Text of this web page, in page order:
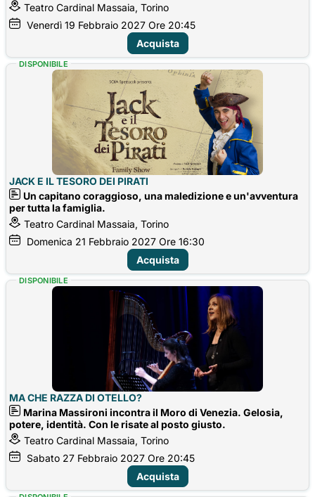
Teatro Cardinal Massaia, Torino
Venerdì 19 Febbraio 2027 Ore 20:45
Acquista
JACK E IL TESORO DEI PIRATI
Un capitano coraggioso, una maledizione e un'avventura
per tutta la famiglia.
Teatro Cardinal Massaia, Torino
Domenica 21 Febbraio 2027 Ore 16:30
DISPONIBILE
Acquista
MA CHE RAZZA DI OTELLO?
Marina Massironi incontra il Moro di Venezia. Gelosia,
potere, identità. Con le risate al posto giusto.
Teatro Cardinal Massaia, Torino
Sabato 27 Febbraio 2027 Ore 20:45
DISPONIBILE
Acquista